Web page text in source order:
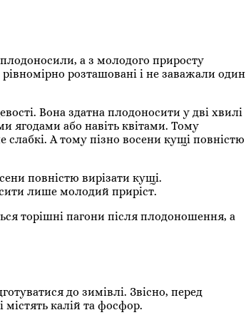
а з молодого приросту
розташовані і не заважали один
Вона здатна плодоносити у дві хвилі
ягодами або навіть квітами. Тому
слабкі. А тому пізно восени кущі повністю
повністю вирізати кущі.
лише молодий приріст.
торішні пагони після плодоношення, а
до зимівлі. Звісно, перед
містять калій та фосфор.